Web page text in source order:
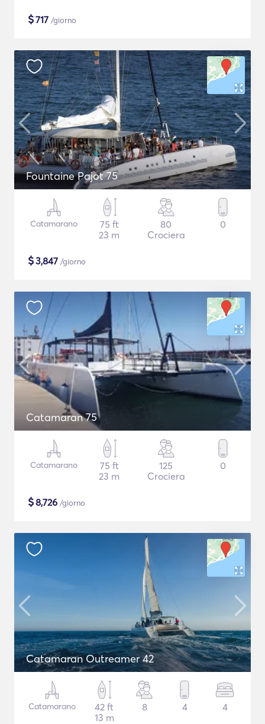
$717 /giorno
Fountaine Pajot 75
Catamarano
75 ft
23 m
80
Crociera
0
$3,847 /giorno
Catamaran 75
Catamarano
75 ft
23 m
125
Crociera
0
$8,726 /giorno
Catamaran Outreamer 42
Catamarano
42 ft
13 m
8 4 4